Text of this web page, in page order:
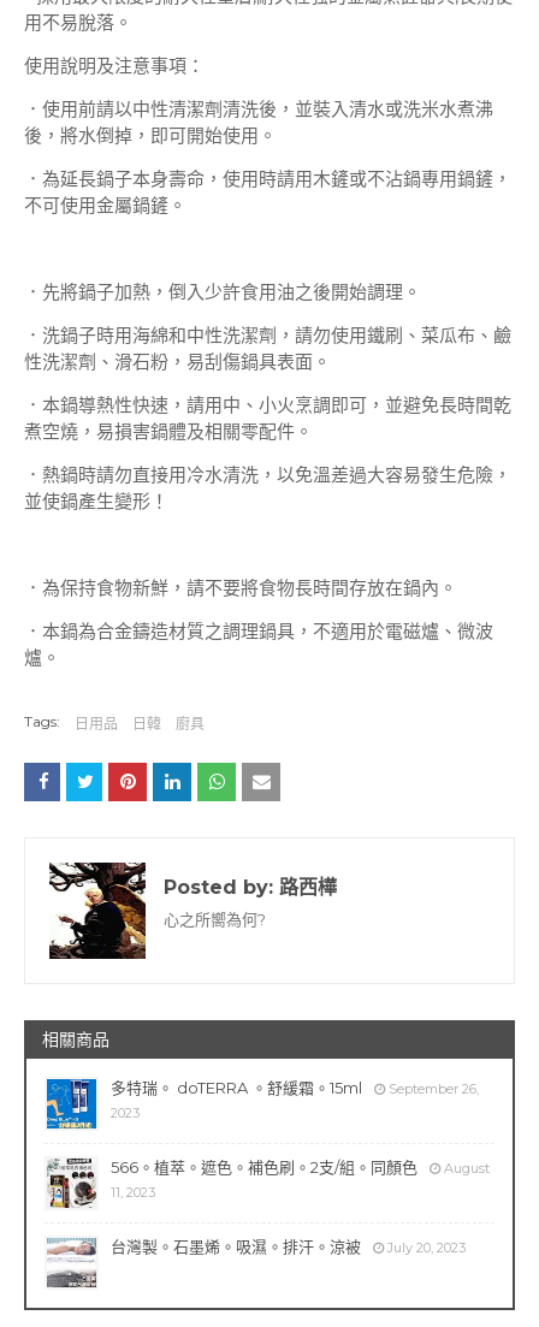
用不易脫落。
使用說明及注意事項：
．使用前請以中性清潔劑清洗後，並裝入清水或洗米水煮沸
後，將水倒掉，即可開始使用。
．為延長鍋子本身壽命，使用時請用木鏟或不沾鍋專用鍋鏟，
不可使用金屬鍋鏟。
．先將鍋子加熱，倒入少許食用油之後開始調理。
．洗鍋子時用海綿和中性洗潔劑，請勿使用鐵刷、菜瓜布、鹼
性洗潔劑、滑石粉，易刮傷鍋具表面。
．本鍋導熱性快速，請用中、小火烹調即可，並避免長時間乾
煮空燒，易損害鍋體及相關零配件。
．熱鍋時請勿直接用冷水清洗，以免溫差過大容易發生危險，
並使鍋產生變形！
．為保持食物新鮮，請不要將食物長時間存放在鍋內。
．本鍋為合金鑄造材質之調理鍋具，不適用於電磁爐、微波
爐。
Tags: 日用品 日韓 廚具
Posted by: 路西樺
心之所嚮為何?
相關商品
多特瑞。 doTERRA 。舒緩霜。15ml
September 26,
2023
566。植萃。遮色。補色刷。2支/組。同顏色
August
11, 2023
台灣製。石墨烯。吸濕。排汗。涼被 July 20, 2023